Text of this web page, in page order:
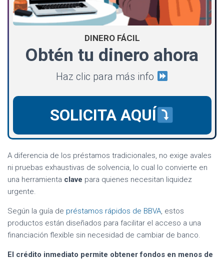
DINERO FÁCIL
Obtén tu dinero ahora
Haz clic para más info
SOLICITA AQUÍ
A diferencia de los préstamos tradicionales, no exige avales
ni pruebas exhaustivas de solvencia, lo cual lo convierte en
una herramienta clave para quienes necesitan liquidez
urgente.
Según la guía de préstamos rápidos de BBVA, estos
productos están diseñados para facilitar el acceso a una
financiación flexible sin necesidad de cambiar de banco.
El crédito inmediato permite obtener fondos en menos de